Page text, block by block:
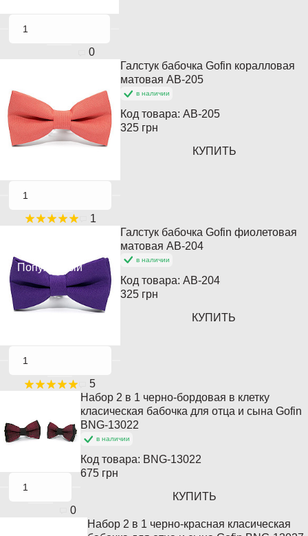
0
1
Галстук бабочка Gofin коралловая
матовая AB-205
в наличии
Код товара:AB-205
325 грн
КУПИТЬ
Популярный
5
Галстук бабочка Gofin фиолетовая
матовая AB-204
в наличии
Код товара: AB-204
325 грн
КУПИТЬ
0
Набор 2 в 1 черно-бордовая в клетку
класическая бабочка для отца и сына Gofin
BNG-13022
в наличии
Код товара: BNG-13022
675 грн
КУПИТЬ
Набор 2 в 1 черно-красная класическая